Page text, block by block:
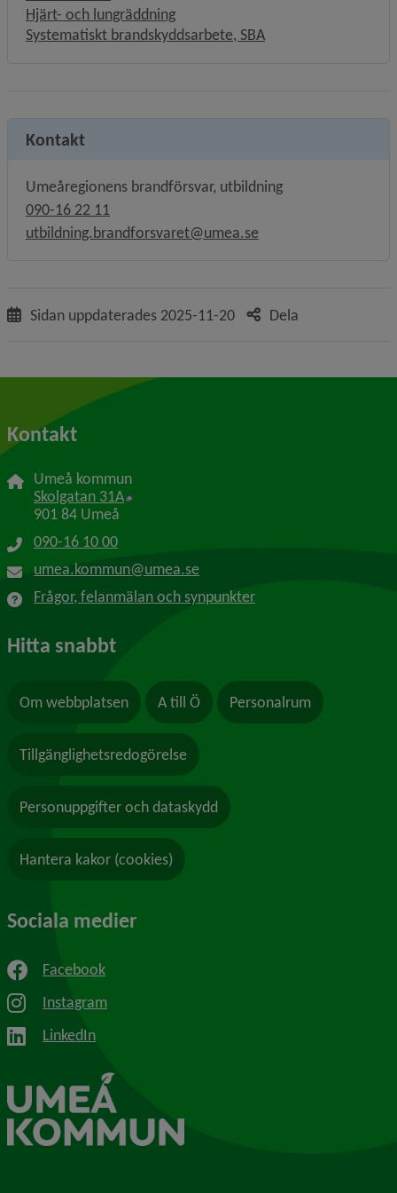
Hjärt- och lungräddning
Systematiskt brandskyddsarbete, SBA
Kontakt
Umeåregionens brandförsvar, utbildning
090-16 22 11
utbildning.brandforsvaret@umea.se
Sidan uppdaterades 2025-11-20 Dela
Kontakt
Umeå kommun
Skolgatan 31A Länk till annan webbplats, öppnas i nytt
901 84 Umeå
090-16 10 00
umea.kommun@umea.se
Frågor, felanmälan och synpunkter
Hitta snabbt
Om webbplatsen A till Ö Personalrum
Tillgänglighetsredogörelse
Personuppgifter och dataskydd
Hantera kakor (cookies)
Sociala medier
Facebook
Instagram
LinkedIn